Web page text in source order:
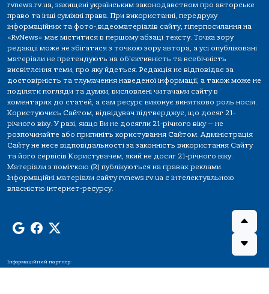
rvnews.rv.ua, захищені українським законодавством про авторське
право та інші суміжні права. При використанні, передруку
інформаційних та фото-,відеоматеріалів сайту, гіперпосилання на
«RvNews» має міститися в першому абзаці тексту. Точка зору
редакції може не збігатися з точкою зору автора, а усі опубліковані
матеріали не претендують на об'єктивність та всебічність
висвітлення теми, про яку йдеться. Редакція не відповідає за
достовірність та тлумачення наведеної інформації, а також може не
поділяти погляди та думки, висловлені читачами сайту в
коментарях до статей, а сам ресурс виконує винятково роль носія.
Користуючись Сайтом, відвідувач підтверджує, що досяг 21-
річного віку. У разі, якщо Ви не досягли 21-річного віку — не
розпочинайте або припиніть користування Сайтом. Адміністрація
Сайту не несе відповідальності за законність використання Сайту
та його сервісів Користувачем, який не досяг 21-річного віку.
Матеріали з поміткою (R) публікуються на правах реклами.
Інформаційні матеріали сайту rvnews.rv.ua є інтелектуальною
власністю інтернет-ресурсу.
Інформаційний партнер: